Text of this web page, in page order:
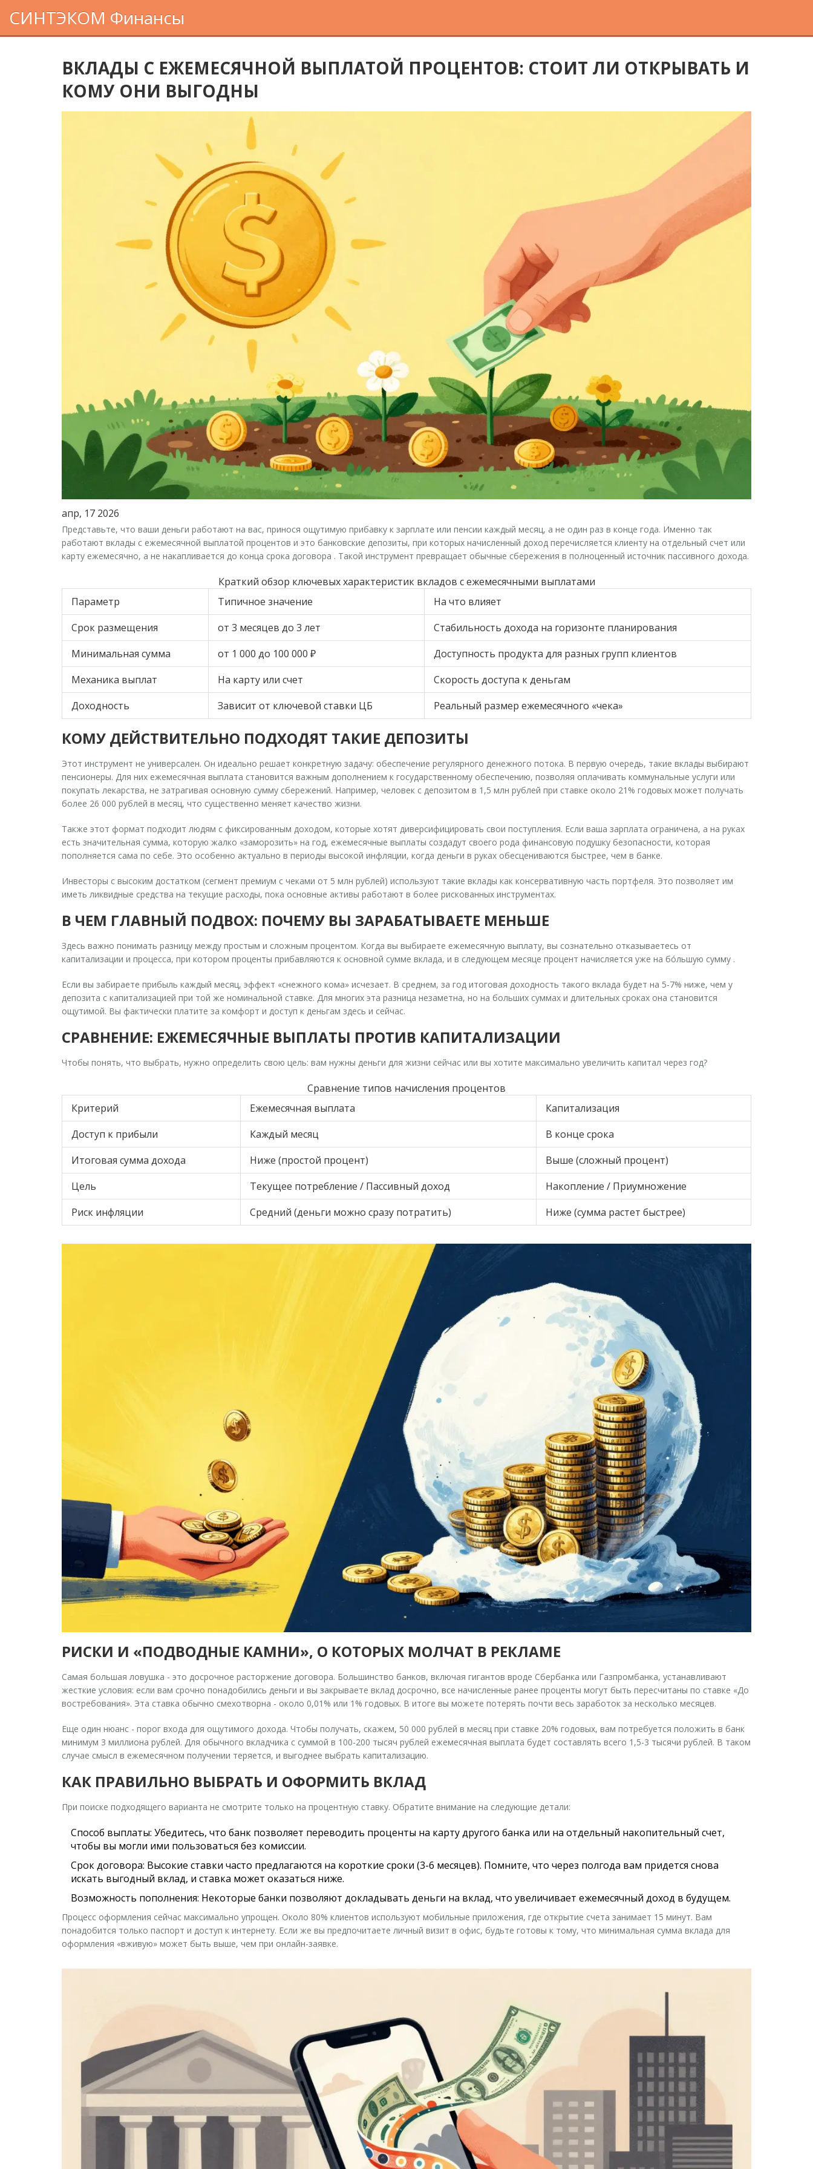
СИНТЭКОМ Финансы
ВКЛАДЫ С ЕЖЕМЕСЯЧНОЙ ВЫПЛАТОЙ ПРОЦЕНТОВ: СТОИТ ЛИ ОТКРЫВАТЬ И
КОМУ ОНИ ВЫГОДНЫ
апр, 17 2026
Представьте, что ваши деньги работают на вас, принося ощутимую прибавку к зарплате или пенсии каждый месяц, а не один раз в конце года. Именно так
работают вклады с ежемесячной выплатой процентов и это банковские депозиты, при которых начисленный доход перечисляется клиенту на отдельный счет или
карту ежемесячно, а не накапливается до конца срока договора . Такой инструмент превращает обычные сбережения в полноценный источник пассивного дохода.
Краткий обзор ключевых характеристик вкладов с ежемесячными выплатами
Параметр
Типичное значение
На что влияет
Срок размещения
от 3 месяцев до 3 лет
Стабильность дохода на горизонте планирования
Минимальная сумма
от 1 000 до 100 000 ₽
Доступность продукта для разных групп клиентов
Механика выплат
На карту или счет
Скорость доступа к деньгам
Доходность
Зависит от ключевой ставки ЦБ Реальный размер ежемесячного «чека»
КОМУ ДЕЙСТВИТЕЛЬНО ПОДХОДЯТ ТАКИЕ ДЕПОЗИТЫ
Этот инструмент не универсален. Он идеально решает конкретную задачу: обеспечение регулярного денежного потока. В первую очередь, такие вклады выбирают
пенсионеры. Для них ежемесячная выплата становится важным дополнением к государственному обеспечению, позволяя оплачивать коммунальные услуги или
покупать лекарства, не затрагивая основную сумму сбережений. Например, человек с депозитом в 1,5 млн рублей при ставке около 21% годовых может получать
более 26 000 рублей в месяц, что существенно меняет качество жизни.
Также этот формат подходит людям с фиксированным доходом, которые хотят диверсифицировать свои поступления. Если ваша зарплата ограничена, а на руках
есть значительная сумма, которую жалко «заморозить» на год, ежемесячные выплаты создадут своего рода финансовую подушку безопасности, которая
пополняется сама по себе. Это особенно актуально в периоды высокой инфляции, когда деньги в руках обесцениваются быстрее, чем в банке.
Инвесторы с высоким достатком (сегмент премиум с чеками от 5 млн рублей) используют такие вклады как консервативную часть портфеля. Это позволяет им
иметь ликвидные средства на текущие расходы, пока основные активы работают в более рискованных инструментах.
В ЧЕМ ГЛАВНЫЙ ПОДВОХ: ПОЧЕМУ ВЫ ЗАРАБАТЫВАЕТЕ МЕНЬШЕ
Здесь важно понимать разницу между простым и сложным процентом. Когда вы выбираете ежемесячную выплату, вы сознательно отказываетесь от
капитализации и процесса, при котором проценты прибавляются к основной сумме вклада, и в следующем месяце процент начисляется уже на бóльшую сумму .
Если вы забираете прибыль каждый месяц, эффект «снежного кома» исчезает. В среднем, за год итоговая доходность такого вклада будет на 5-7% ниже, чем у
депозита с капитализацией при той же номинальной ставке. Для многих эта разница незаметна, но на больших суммах и длительных сроках она становится
ощутимой. Вы фактически платите за комфорт и доступ к деньгам здесь и сейчас.
СРАВНЕНИЕ: ЕЖЕМЕСЯЧНЫЕ ВЫПЛАТЫ ПРОТИВ КАПИТАЛИЗАЦИИ
Чтобы понять, что выбрать, нужно определить свою цель: вам нужны деньги для жизни сейчас или вы хотите максимально увеличить капитал через год?
Сравнение типов начисления процентов
Критерий
Ежемесячная выплата
Капитализация
Доступ к прибыли
Каждый месяц
В конце срока
Итоговая сумма дохода
Ниже (простой процент)
Выше (сложный процент)
Цель
Текущее потребление / Пассивный доход
Накопление / Приумножение
Риск инфляции
Средний (деньги можно сразу потратить) Ниже (сумма растет быстрее)
РИСКИ И «ПОДВОДНЫЕ КАМНИ», О КОТОРЫХ МОЛЧАТ В РЕКЛАМЕ
Самая большая ловушка - это досрочное расторжение договора. Большинство банков, включая гигантов вроде Сбербанка или Газпромбанка, устанавливают
жесткие условия: если вам срочно понадобились деньги и вы закрываете вклад досрочно, все начисленные ранее проценты могут быть пересчитаны по ставке «До
востребования». Эта ставка обычно смехотворна - около 0,01% или 1% годовых. В итоге вы можете потерять почти весь заработок за несколько месяцев.
Еще один нюанс - порог входа для ощутимого дохода. Чтобы получать, скажем, 50 000 рублей в месяц при ставке 20% годовых, вам потребуется положить в банк
минимум 3 миллиона рублей. Для обычного вкладчика с суммой в 100-200 тысяч рублей ежемесячная выплата будет составлять всего 1,5-3 тысячи рублей. В таком
случае смысл в ежемесячном получении теряется, и выгоднее выбрать капитализацию.
КАК ПРАВИЛЬНО ВЫБРАТЬ И ОФОРМИТЬ ВКЛАД
При поиске подходящего варианта не смотрите только на процентную ставку. Обратите внимание на следующие детали:
Способ выплаты: Убедитесь, что банк позволяет переводить проценты на карту другого банка или на отдельный накопительный счет,
чтобы вы могли ими пользоваться без комиссии.
Срок договора: Высокие ставки часто предлагаются на короткие сроки (3-6 месяцев). Помните, что через полгода вам придется снова
искать выгодный вклад, и ставка может оказаться ниже.
Возможность пополнения: Некоторые банки позволяют докладывать деньги на вклад, что увеличивает ежемесячный доход в будущем.
Процесс оформления сейчас максимально упрощен. Около 80% клиентов используют мобильные приложения, где открытие счета занимает 15 минут. Вам
понадобится только паспорт и доступ к интернету. Если же вы предпочитаете личный визит в офис, будьте готовы к тому, что минимальная сумма вклада для
оформления «вживую» может быть выше, чем при онлайн-заявке.